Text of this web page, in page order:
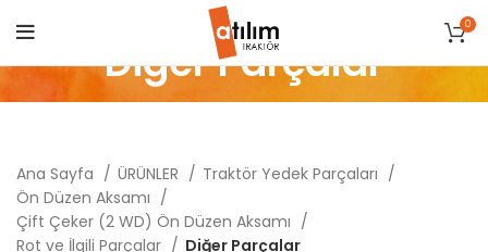
0
Diğer Parçalar
Ana Sayfa ÜRÜNLER
Traktör Yedek Parçaları
Ön Düzen Aksamı
Çift Çeker (2 WD) Ön Düzen Aksamı
Rot ve İlgili Parçalar
Diğer Parçalar